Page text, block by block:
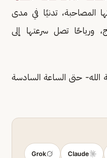
المصاحبة، تدنيًا في مدى
ورياحًا تصل سرعتها إلى
الله- حتى الساعة السادسة
Claude
Grok